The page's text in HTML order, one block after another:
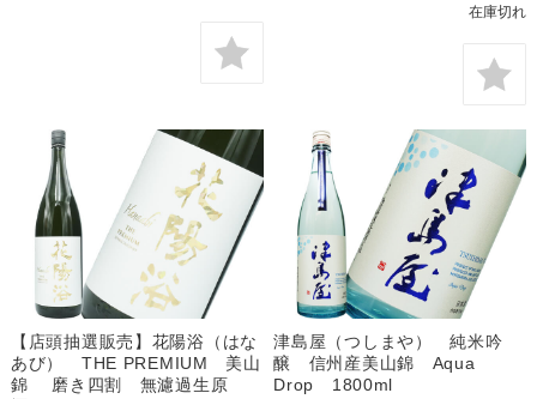
在庫切れ
【店頭抽選販売】花陽浴（はな
あび） THE PREMIUM 美山
錦 磨き四割 無濾過生原
津島屋（つしまや） 純米吟
醸 信州産美山錦 Aqua
Drop 1800ml